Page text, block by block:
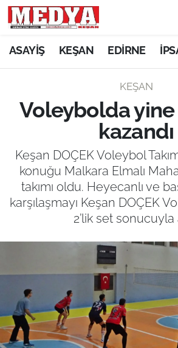
ASAYİŞ KEŞAN EDİRNE
KEŞAN
Voleybolda
kazandı
Keşan DOÇEK Voleybol
konuğu Malkara Elmalı
takımı oldu. Heyecanlı ve
karşılaşmayı Keşan DOÇEK
2’lik set sonucuyla
KEŞAN
ASAYİŞ
GÜNDEM
EKONOMİ
TARIM VE HAYVANCILIK
KÜLTÜR SANAT